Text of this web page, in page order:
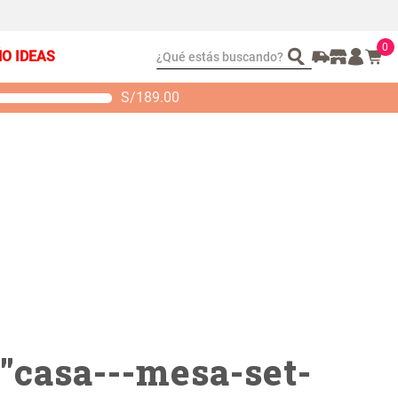
IDEAS ¿Qué estás buscando? 0
S/189.00
casa---mesa-set-
2 Almohadas
Set Sábanas Algodón